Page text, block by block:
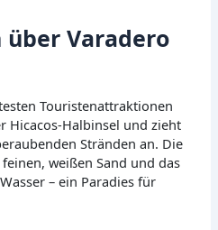
über Varadero
Touristenattraktionen
Hicacos-Halbinsel und zieht
Stränden an. Die
weißen Sand und das
– ein Paradies für